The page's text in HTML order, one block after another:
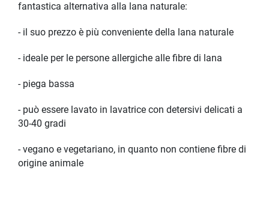
fantastica alternativa alla lana naturale:
- il suo prezzo è più conveniente della lana naturale
- ideale per le persone allergiche alle fibre di lana
- piega bassa
- può essere lavato in lavatrice con detersivi delicati a
30-40 gradi
- vegano e vegetariano, in quanto non contiene fibre di
origine animale